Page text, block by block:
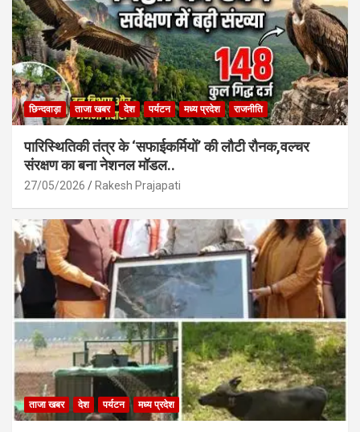
छिन्दवाड़ा ताजा खबर देश पर्यटन मध्य प्रदेश राजनीति
पारिस्थितिकी तंत्र के ‘सफाईकर्मियों’ की लौटी रौनक,वल्चर
संरक्षण का बना नेशनल मॉडल..
27/05/2026 Rakesh Prajapati
ताजा खबर देश पर्यटन मध्य प्रदेश